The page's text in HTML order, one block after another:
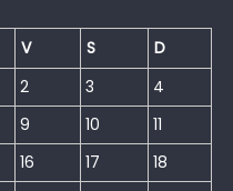
V S
D
2 3
4
9 10
11
16 17
18